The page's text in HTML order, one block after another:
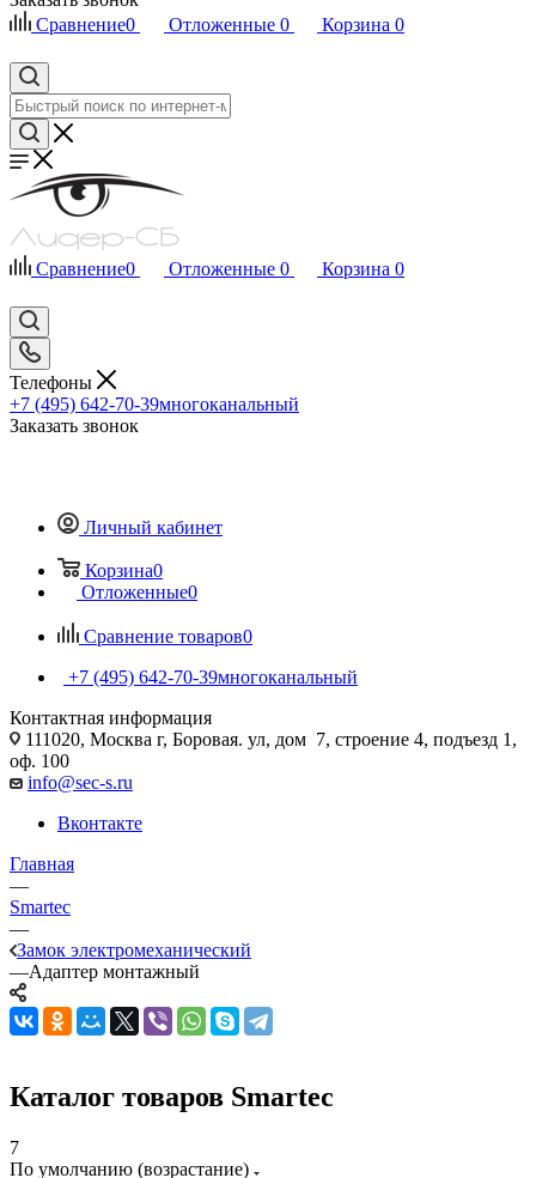
Сравнение0 Отложенные 0 Корзина 0
Сравнение0 Отложенные 0 Корзина 0
Телефоны
+7 (495) 642-70-39многоканальный
Заказать звонок
Личный кабинет
Корзина0
Отложенные0
Сравнение товаров0
+7 (495) 642-70-39многоканальный
Контактная информация
111020, Москва г, Боровая. ул, дом 7, строение 4, подъезд 1,
оф. 100
info@sec-s.ru
Вконтакте
Главная
—
Smartec
—
Замок электромеханический
—Адаптер монтажный
Каталог товаров Smartec
7
По умолчанию (возрастание)